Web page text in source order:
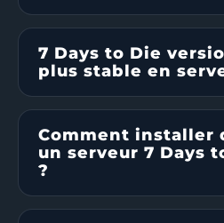
7 Days to Die
plus stable en
Comment installer
un serveur 7 Days
?